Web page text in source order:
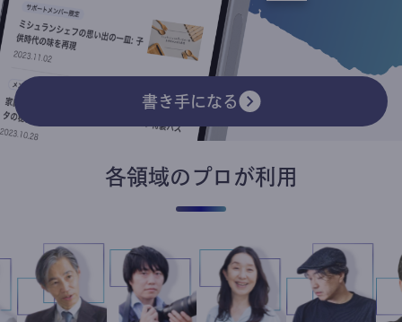
書き手になる
各領域のプロが利用